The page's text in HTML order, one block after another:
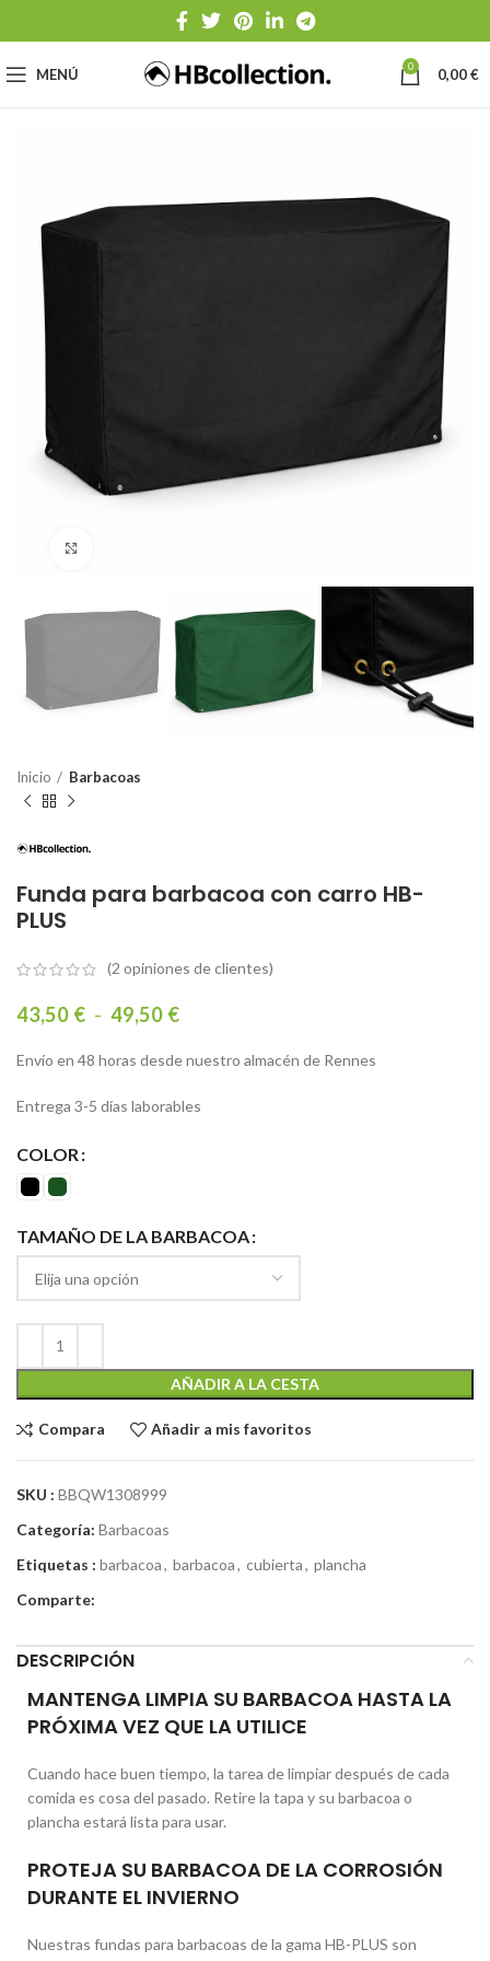
MENÚ 0 0,00€
Inicio Barbacoas
Funda para barbacoa con carro HB-
PLUS
(2 opiniones de clientes)
43,50 € - 49,50 €
Envío en 48 horas desde nuestro almacén de Rennes
Entrega 3-5 días laborables
COLOR
TAMAÑO DE LA BARBACOA
AÑADIR A LA CESTA
Compara Añadir a mis favoritos
SKU : BBQW1308999
Categoría: Barbacoas
Etiquetas : barbacoa, barbacoa, cubierta, plancha
Comparte:
DESCRIPCIÓN
MANTENGA LIMPIA SU BARBACOA HASTA LA
PRÓXIMA VEZ QUE LA UTILICE
Cuando hace buen tiempo, la tarea de limpiar después de cada
comida es cosa del pasado. Retire la tapa y su barbacoa o
plancha estará lista para usar.
PROTEJA SU BARBACOA DE LA CORROSIÓN
DURANTE EL INVIERNO
Nuestras fundas para barbacoas de la gama HB-PLUS son